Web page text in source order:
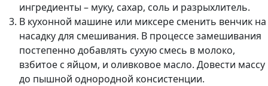
ингредиенты – муку, сахар, соль и разрыхлитель.
В кухонной машине или миксере сменить венчик на
насадку для смешивания. В процессе замешивания
постепенно добавлять сухую смесь в молоко,
взбитое с яйцом, и оливковое масло. Довести массу
до пышной однородной консистенции.